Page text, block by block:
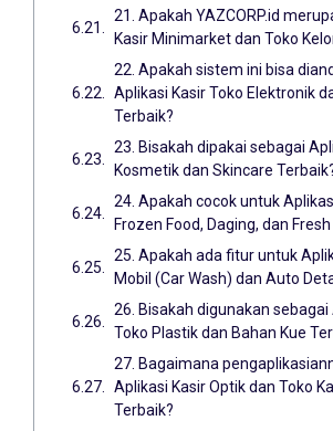
21. Apakah YAZCORP.id
Kasir Minimarket dan Toko
22. Apakah sistem ini bisa
Aplikasi Kasir Toko Elektronik
Terbaik?
23. Bisakah dipakai sebagai
Kosmetik dan Skincare
24. Apakah cocok untuk
Frozen Food, Daging, dan
25. Apakah ada fitur untuk
Mobil (Car Wash) dan Auto
26. Bisakah digunakan sebagai
Toko Plastik dan Bahan Kue
27. Bagaimana
Aplikasi Kasir Optik dan Toko
Terbaik?